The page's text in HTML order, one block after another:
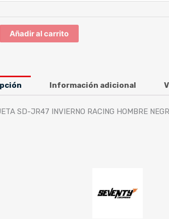
Añadir al carrito
Información adicional
SD-JR47 INVIERNO RACING HOMBRE